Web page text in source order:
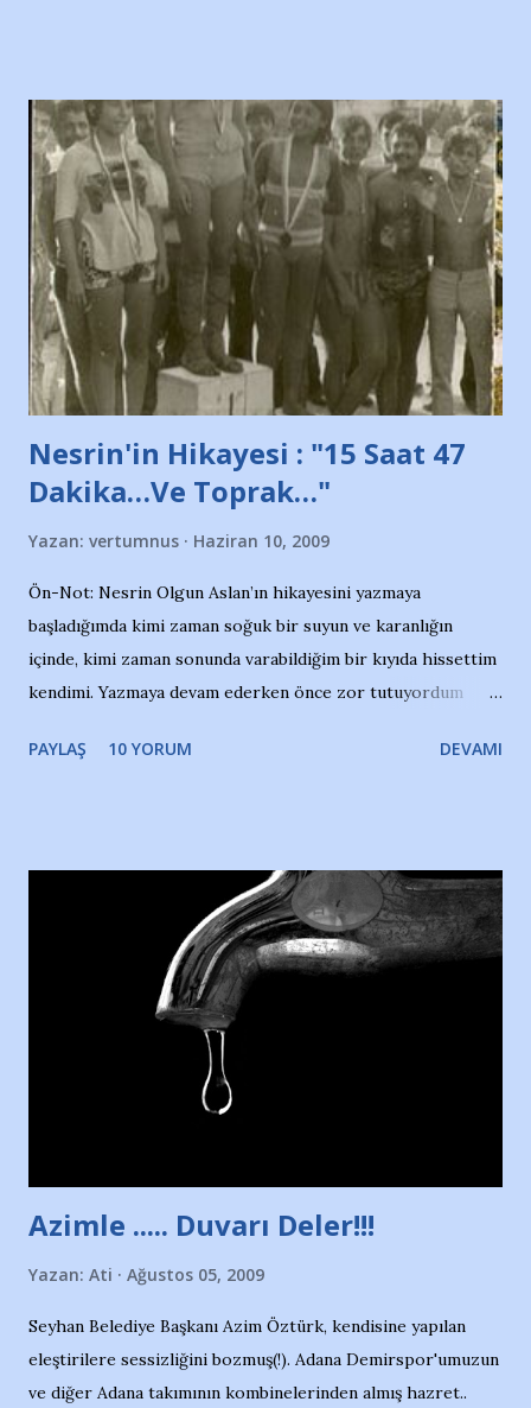
ve ürünlerini Bursa şehrinde görmek istemediklerini bir
protesto eylemiyle açıkladıklarını bildiriyordu.. Bu grup
adına açıklama yapan şahsı muhterem(!) ''Açık ve net olarak
söylüyoruz. Bu son uyarımızdır. Bunun yanısıra, bu takımlara
ait tanıtıcı ilanların asılmasına izin veren Bursa Büyükşehir
Belediyesi ile mağazaların bulunduğu alışveriş merkezlerini
de kınıyoruz'' diye de eklemiş .. Blogumuzda okuduğum bu
yazının hemen ardından bu habe...
Nesrin'in Hikayesi : "15 Saat 47
Dakika…Ve Toprak…"
Yazan: vertumnus Haziran 10, 2009
Ön-Not: Nesrin Olgun Aslan’ın hikayesini yazmaya
başladığımda kimi zaman soğuk bir suyun ve karanlığın
içinde, kimi zaman sonunda varabildiğim bir kıyıda hissettim
kendimi. Yazmaya devam ederken önce zor tutuyordum
Yazımı, ağlayarak bitirebildim ancak…Kendisinin web
Nesrin’in Hikayesi’ne başlıyorum… 1964 Adana Yüzme
havuzunun kenarında 7 yaşında kara kuru bir kız çocuğu
duruyor. Havuzun içinde Adana Demirspor Kulübü
yüzücüleri. Erkekler çoğunlukta. Küçük kız etrafına bakıyor.
Sadece 4 kız çocuğu var. Nesrin, Adana Demirspor’un 4
kızından biri oluyor o gün…Giriyor havuza. 1973 – 1975
Adana Nesrin, 16 yaşında. Yüzüyor. 7 yaşında girdiği
Türkiye 3.lüğü var. 17 yaşında mar...
PAYLAŞ 10 YORUM DEVAMI
Azimle ..... Duvarı Deler!!!
Yazan: Ati Ağustos 05, 2009
Seyhan Belediye Başkanı Azim Öztürk, kendisine yapılan
eleştirilere sessizliğini bozmuş(!). Adana Demirspor'umuzun
ve diğer Adana takımının kombinelerinden almış hazret..